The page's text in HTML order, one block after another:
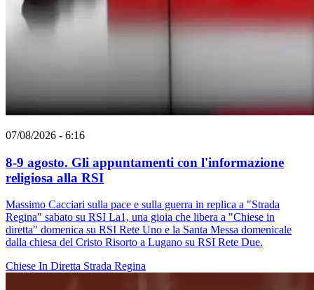
07/08/2026 - 6:16
8-9 agosto. Gli appuntamenti con l'informazione
religiosa alla RSI
Massimo Cacciari sulla pace e sulla guerra in replica a "Strada
Regina" sabato su RSI La1, una gioia che libera a "Chiese in
diretta" domenica su RSI Rete Uno e la Santa Messa domenicale
dalla chiesa del Cristo Risorto a Lugano su RSI Rete Due.
Chiese In Diretta Strada Regina